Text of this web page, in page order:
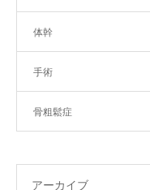
体幹
手術
骨粗鬆症
アーカイブ